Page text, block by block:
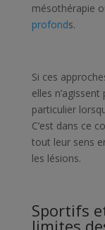
mésothérapie
profonds.
Si ces
elles
particulier
C’est dans ce
tout leur sens
les lésions.
Sportifs
limites